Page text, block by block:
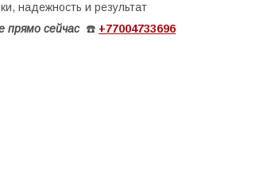
надежность и результат
прямо сейчас ☎️ +77004733696